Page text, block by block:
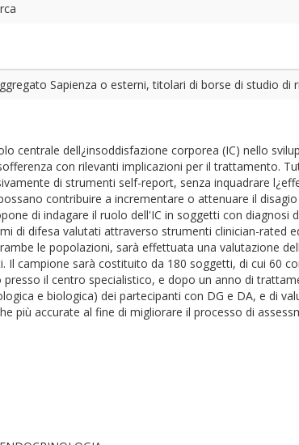
Sapienza o esterni, titolari di borse di studio di
centrale dell¿insoddisfazione corporea (IC) nello
con rilevanti implicazioni per il trattamento.
di strumenti self-report, senza inquadrare
contribuire a incrementare o attenuare il
di indagare il ruolo dell'IC in soggetti con diagnosi
di difesa valutati attraverso strumenti clinician-rated
le popolazioni, sarà effettuata una valutazione
campione sarà costituito da 180 soggetti, di cui 60
il centro specialistico, e dopo un anno di
e biologica) dei partecipanti con DG e DA, e di
più accurate al fine di migliorare il processo di